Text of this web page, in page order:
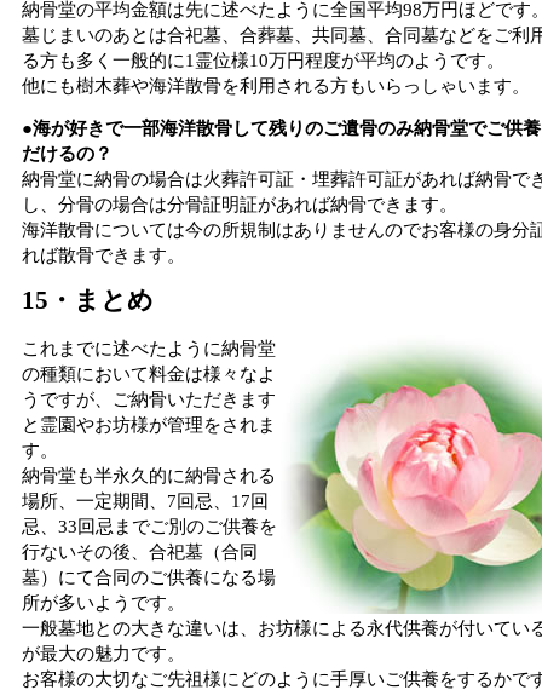
納骨堂の平均金額は先に述べたように全国平均98万円ほどです
墓じまいのあとは合祀墓、合葬墓、共同墓、合同墓などをご利
る方も多く一般的に1霊位様10万円程度が平均のようです。
他にも樹木葬や海洋散骨を利用される方もいらっしゃいます。
●海が好きで一部海洋散骨して残りのご遺骨のみ納骨堂でご供
だけるの？
納骨堂に納骨の場合は火葬許可証・埋葬許可証があれば納骨で
し、分骨の場合は分骨証明証があれば納骨できます。
海洋散骨については今の所規制はありませんのでお客様の身分
れば散骨できます。
15・まとめ
これまでに述べたように納骨堂
の種類において料金は様々なよ
うですが、ご納骨いただきます
と霊園やお坊様が管理をされま
す。
納骨堂も半永久的に納骨される
場所、一定期間、7回忌、17回
忌、33回忌までご別のご供養を
行ないその後、合祀墓（合同
墓）にて合同のご供養になる場
所が多いようです。
一般墓地との大きな違いは、お坊様による永代供養が付いてい
が最大の魅力です。
お客様の大切なご先祖様にどのように手厚いご供養をするかで